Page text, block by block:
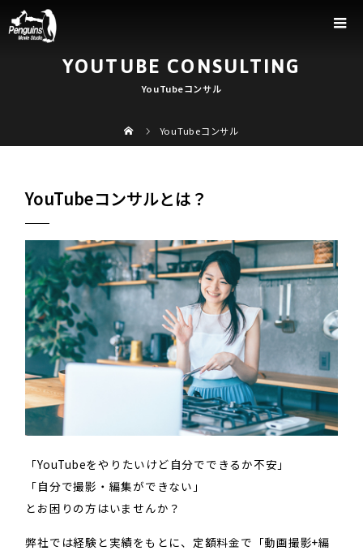
YOUTUBE CONSULTING
YouTubeコンサル
YouTubeコンサル
YouTubeコンサルとは？
「YouTubeをやりたいけど自分でできるか不安」
「自分で撮影・編集ができない」
とお困りの方はいませんか？
弊社では経験と実績をもとに、定額料金で「動画撮影+編